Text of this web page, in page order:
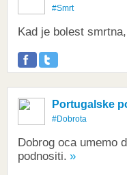
#Smrt
Kad je bolest
Portugalske
#Dobrota
Dobrog oca umemo
podnositi.